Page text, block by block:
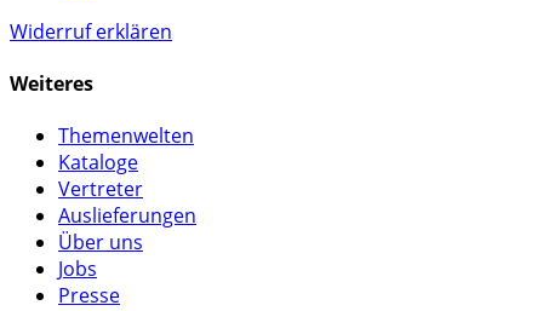
Widerruf erklären
Weiteres
Themenwelten
Kataloge
Vertreter
Auslieferungen
Über uns
Jobs
Presse